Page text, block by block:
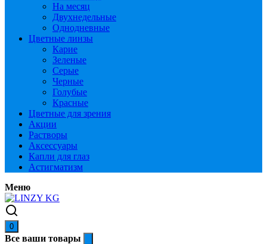
На месяц
Двухнедельные
Однодневные
Цветные линзы
Карие
Зеленые
Серые
Черные
Голубые
Красные
Цветные для зрения
Акции
Растворы
Аксессуары
Капли для глаз
Астигматизм
Меню
0
Все ваши товары